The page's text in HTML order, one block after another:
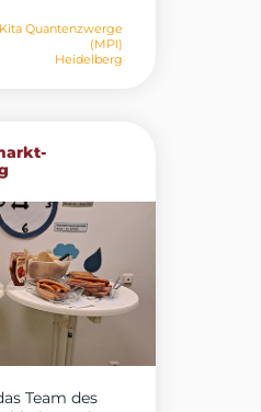
Kita Quantenzwerge
(MPI)
Heidelberg
Team des